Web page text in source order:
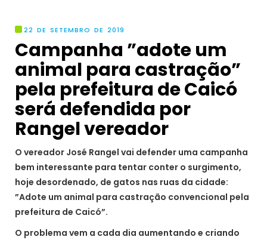
22 DE SETEMBRO DE 2019
Campanha ”adote um
animal para castração”
pela prefeitura de Caicó
será defendida por
Rangel vereador
O vereador José Rangel vai defender uma campanha
bem interessante para tentar conter o surgimento,
hoje desordenado, de gatos nas ruas da cidade:
”Adote um animal para castração convencional pela
prefeitura de Caicó”.
O problema vem a cada dia aumentando e criando